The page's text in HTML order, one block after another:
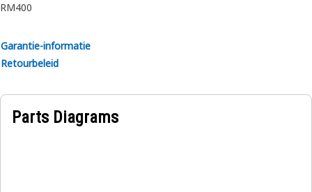
RM400
Garantie-informatie
Retourbeleid
Parts Diagrams